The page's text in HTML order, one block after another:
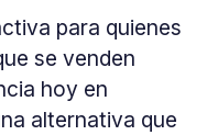
para quienes
se venden
hoy en
alternativa que